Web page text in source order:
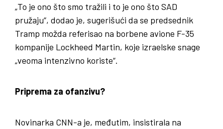
„To je ono što smo tražili i to je ono što SAD
pružaju“, dodao je, sugerišući da se predsednik
Tramp možda referisao na borbene avione F-35
kompanije Lockheed Martin, koje izraelske snage
„veoma intenzivno koriste“.
Priprema za ofanzivu?
Novinarka CNN-a je, međutim, insistirala na